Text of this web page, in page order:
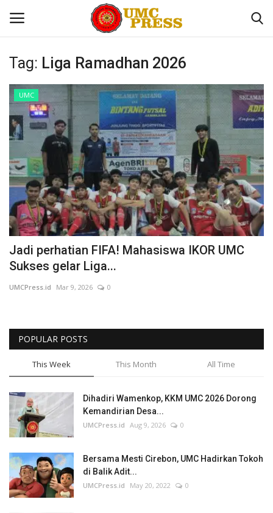
Home
Contact
UMC
Sekolah
Tokoh Kita
Nasional
Internasional
Tag: Liga Ramadhan 2026
UMC
Jadi perhatian FIFA! Mahasiswa IKOR UMC
Sukses gelar Liga...
UMCPress.id Mar 9, 2026 0
POPULAR POSTS
This Week This Month All Time
Dihadiri Wamenkop, KKM UMC 2026 Dorong
Kemandirian Desa...
UMCPress.id Aug 9, 2026 0
Bersama Mesti Cirebon, UMC Hadirkan Tokoh
di Balik Adit...
UMCPress.id May 20, 2022 0